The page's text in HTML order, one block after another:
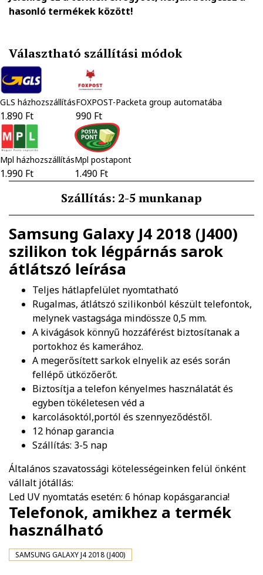
hasonló termékek között!
Választható szállítási módok
GLS házhozszállítás
1.890 Ft
FOXPOST-Packeta group automatába
990 Ft
Mpl házhozszállítás
1.990 Ft
Mpl postapont
1.490 Ft
Szállítás: 2-5 munkanap
Samsung Galaxy J4 2018 (J400)
szilikon tok légpárnás sarok
átlátszó leírása
Teljes hátlapfelület nyomtatható
Rugalmas, átlátszó szilikonból készült telefontok,
melynek vastagsága mindössze 0,5 mm.
A kivágások könnyű hozzáférést biztosítanak a
portokhoz és kamerához.
A megerősített sarkok elnyelik az esés során
fellépő ütközőerőt.
Biztosítja a telefon kényelmes használatát és
egyben tökéletesen véd a
karcolásoktól,portól és szennyeződéstől.
12 hónap garancia
Szállítás: 3-5 nap
Általános szavatossági kötelességeinken felül önként
vállalt jótállás:
Led UV nyomtatás esetén: 6 hónap kopásgarancia!
Telefonok, amikhez a termék
használható
SAMSUNG GALAXY J4 2018 (J400)